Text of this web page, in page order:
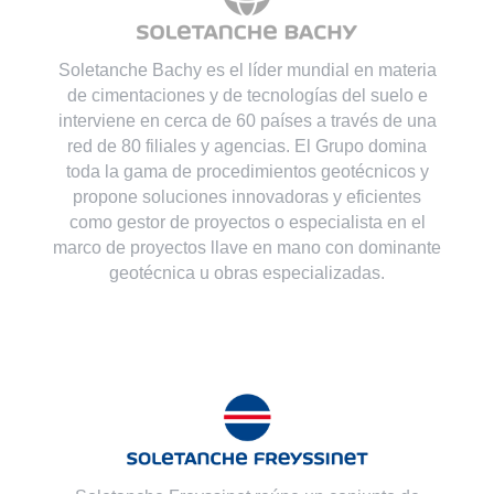
Soletanche Bachy es el líder mundial en materia
de cimentaciones y de tecnologías del suelo e
interviene en cerca de 60 países a través de una
red de 80 filiales y agencias. El Grupo domina
toda la gama de procedimientos geotécnicos y
propone soluciones innovadoras y eficientes
como gestor de proyectos o especialista en el
marco de proyectos llave en mano con dominante
geotécnica u obras especializadas.